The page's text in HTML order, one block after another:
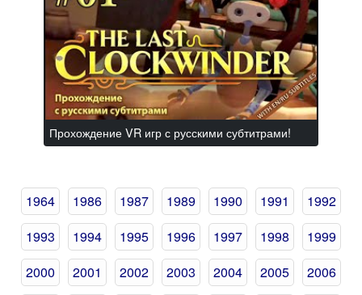
Прохождение VR игр с русскими субтитрами!
1964 1986 1987 1989 1990 1991
1992
1993
1994 1995 1996 1997 1998
1999
2000
2001 2002 2003 2004 2005
2006